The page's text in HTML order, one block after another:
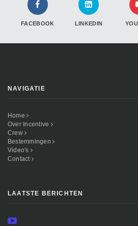
FACEBOOK LINKEDIN
NAVIGATIE
Home
Over Incentive
Crew
Bestemmingen
Video's
Contact
LAATSTE BERICHTEN